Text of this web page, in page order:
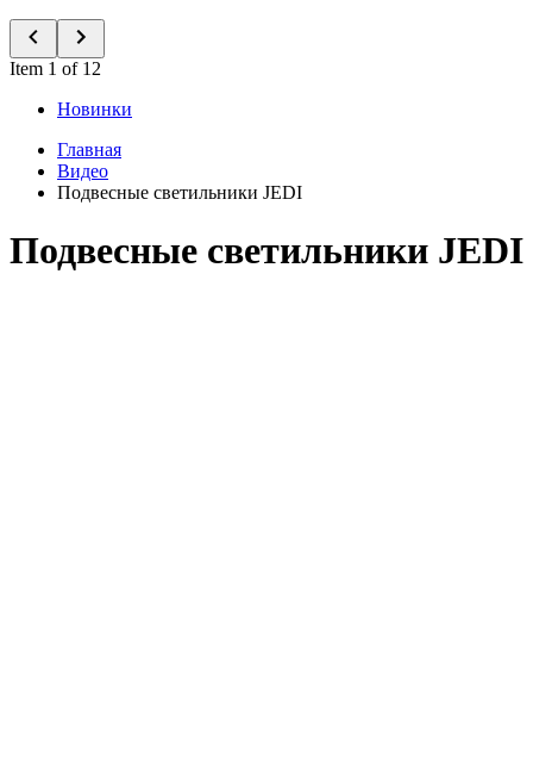
Item 1 of 12
Новинки
Главная
Видео
Подвесные светильники JEDI
Подвесные светильники JEDI